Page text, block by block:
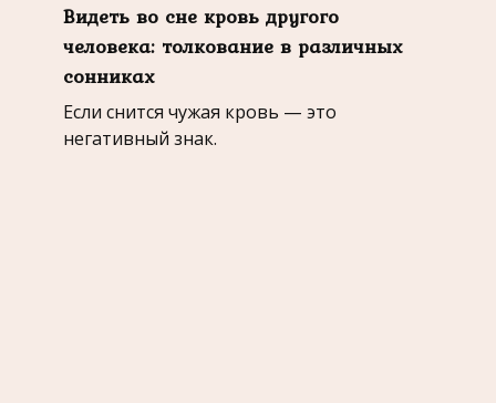
Видеть во сне кровь другого
человека: толкование в различных
сонниках
Если снится чужая кровь — это
негативный знак.